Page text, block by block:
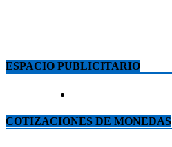
ESPACIO PUBLICITARIO
COTIZACIONES DE MONEDAS